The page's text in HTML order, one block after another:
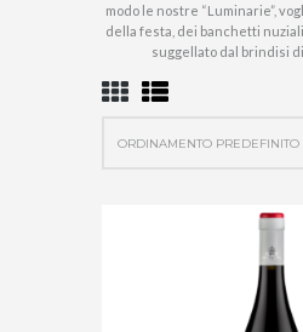
modo le nostre “Luminarie”,
della festa, dei banchetti
suggellato dal brindisi